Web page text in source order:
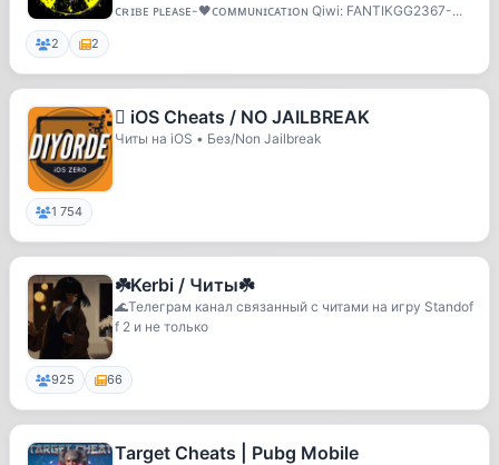
ᴄʀɪʙᴇ ᴘʟᴇᴀsᴇ-🖤ᴄᴏᴍᴍᴜɴɪᴄᴀᴛɪᴏɴ Qiwi: FANTIKGG2367-...
2 2
 iOS Cheats / NO JAILBREAK
Читы на iOS • Без/Non Jailbreak
1 754
☘️Kerbi / Читы☘️
🌊Телеграм канал связанный с читами на игру Standof
f 2 и не только
925 66
Target Cheats | Pubg Mobile